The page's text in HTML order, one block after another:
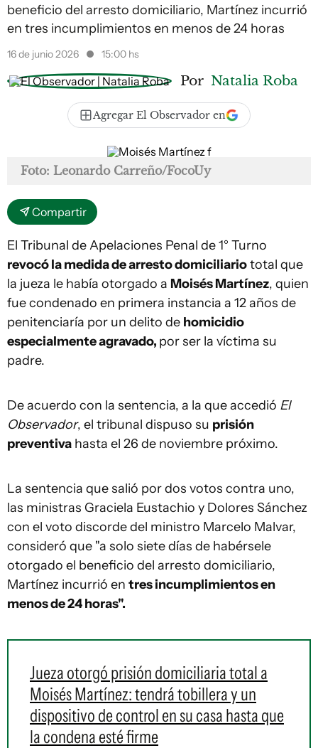
beneficio del arresto domiciliario, Martínez incurrió
en tres incumplimientos en menos de 24 horas
16 de junio 2026 15:00 hs
Por Natalia Roba
Agregar El Observador en
Foto: Leonardo Carreño/FocoUy
Compartir
El Tribunal de Apelaciones Penal de 1° Turno
revocó la medida de arresto domiciliariototal que
la jueza le había otorgado a Moisés Martínez, quien
fue condenado en primera instancia a 12 años de
penitenciaría por un delito de homicidio
especialmente agravado, por ser la víctima su
padre.
De acuerdo con la sentencia, a la que accedió El
Observador, el tribunal dispuso su prisión
preventiva hasta el 26 de noviembre próximo.
La sentencia que salió por dos votos contra uno,
las ministras Graciela Eustachio y Dolores Sánchez
con el voto discorde del ministro Marcelo Malvar,
consideró que "a solo siete días de habérsele
otorgado el beneficio del arresto domiciliario,
Martínez incurrió en tres incumplimientos en
menos de 24 horas".
Jueza otorgó prisión domiciliaria total a
Moisés Martínez: tendrá tobillera y un
dispositivo de control en su casa hasta que
la condena esté firme